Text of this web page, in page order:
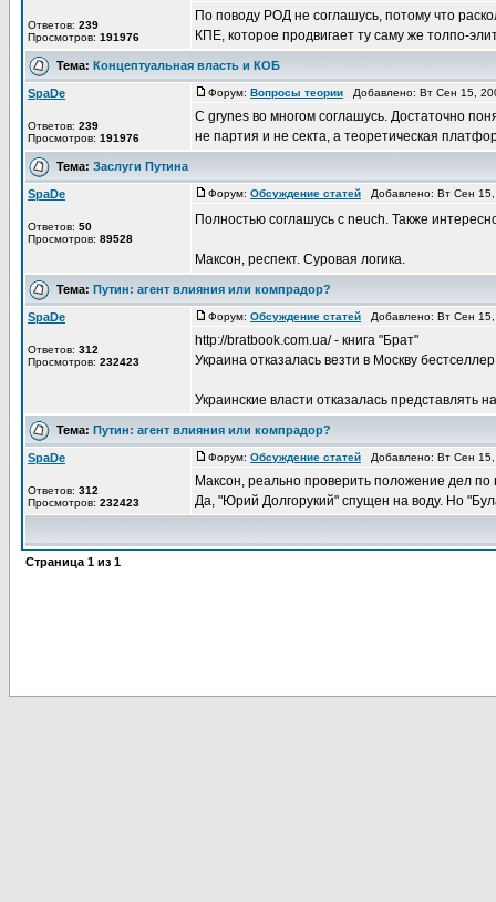
Ответов: 239
Просмотров: 191976
По поводу РОД не соглашусь, потому что
КПЕ, которое продвигает ту саму же толпо-
Тема: Концептуальная власть и КОБ
SpaDe
Ответов: 239
Просмотров: 191976
Форум: Вопросы теории Добавлено: Вт Сен 15,
С grynes во многом соглашусь. Достаточно
не партия и не секта, а теоретическая
Тема: Заслуги Путина
SpaDe
Ответов: 50
Просмотров: 89528
Форум: Обсуждение статей Добавлено: Вт Сен
Полностью соглашусь с neuch. Также
Максон, респект. Суровая логика.
Тема: Путин: агент влияния или компрадор?
SpaDe
Ответов: 312
Просмотров: 232423
Форум: Обсуждение статей Добавлено: Вт Сен
http://bratbook.com.ua/ - книга "Брат"
Украина отказалась везти в Москву
Украинские власти отказалась представлять
Тема: Путин: агент влияния или компрадор?
SpaDe
Ответов: 312
Просмотров: 232423
Форум: Обсуждение статей Добавлено: Вт Сен
Максон, реально проверить положение дел
Да, "Юрий Долгорукий" спущен на воду. Но
Страница 1 из 1